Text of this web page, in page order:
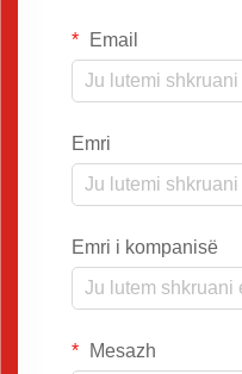
Email
Emri
Emri i kompanisë
Mesazh